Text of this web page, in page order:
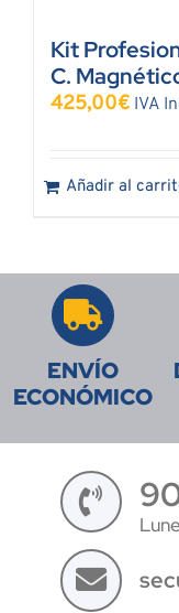
Kit
C.
425,00€ IVA
Añadir al
ENVÍO
ECONÓMICO